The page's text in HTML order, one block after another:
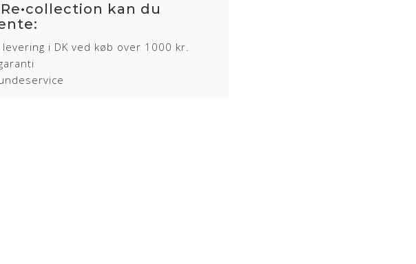
og nypolstret hos egen møbelpolstrer.
kan du
i DK ved køb over 1000 kr.